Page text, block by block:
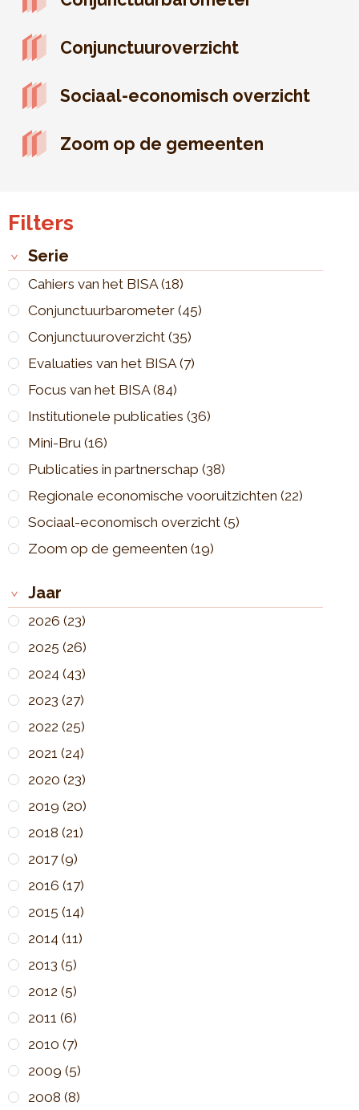
Conjunctuuroverzicht
Sociaal-economisch overzicht
Zoom op de gemeenten
Filters
Serie
Cahiers van het BISA (18)
Conjunctuurbarometer (45)
Conjunctuuroverzicht (35)
Evaluaties van het BISA (7)
Focus van het BISA (84)
Institutionele publicaties (36)
Mini-Bru (16)
Publicaties in partnerschap (38)
Regionale economische vooruitzichten (22)
Sociaal-economisch overzicht (5)
Zoom op de gemeenten (19)
Jaar
2026 (23)
2025 (26)
2024 (43)
2023 (27)
2022 (25)
2021 (24)
2020 (23)
2019 (20)
2018 (21)
2017 (9)
2016 (17)
2015 (14)
2014 (11)
2013 (5)
2012 (5)
2011 (6)
2010 (7)
2009 (5)
2008 (8)